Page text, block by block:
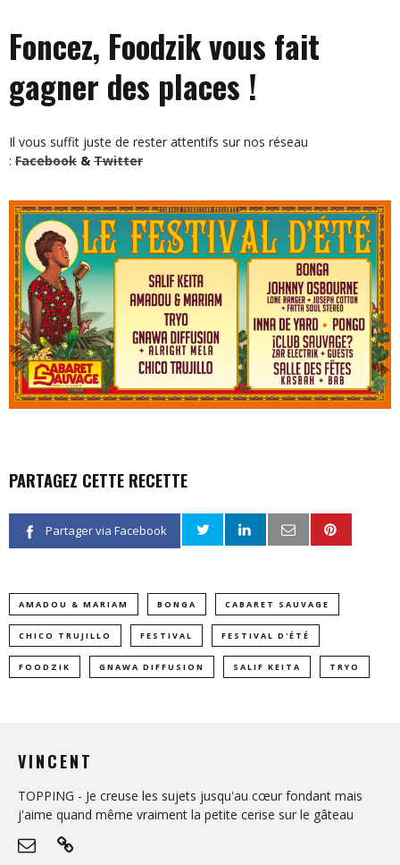
Foncez, Foodzik vous fait
gagner des places !
Il vous suffit juste de rester attentifs sur nos réseau
: Facebook & Twitter
PARTAGEZ CETTE RECETTE
Partager via Facebook
AMADOU & MARIAM BONGA CABARET SAUVAGE
CHICO TRUJILLO FESTIVAL FESTIVAL D'ÉTÉ
FOODZIK GNAWA DIFFUSION SALIF KEITA TRYO
VINCENT
TOPPING - Je creuse les sujets jusqu'au cœur fondant mais
j'aime quand même vraiment la petite cerise sur le gâteau